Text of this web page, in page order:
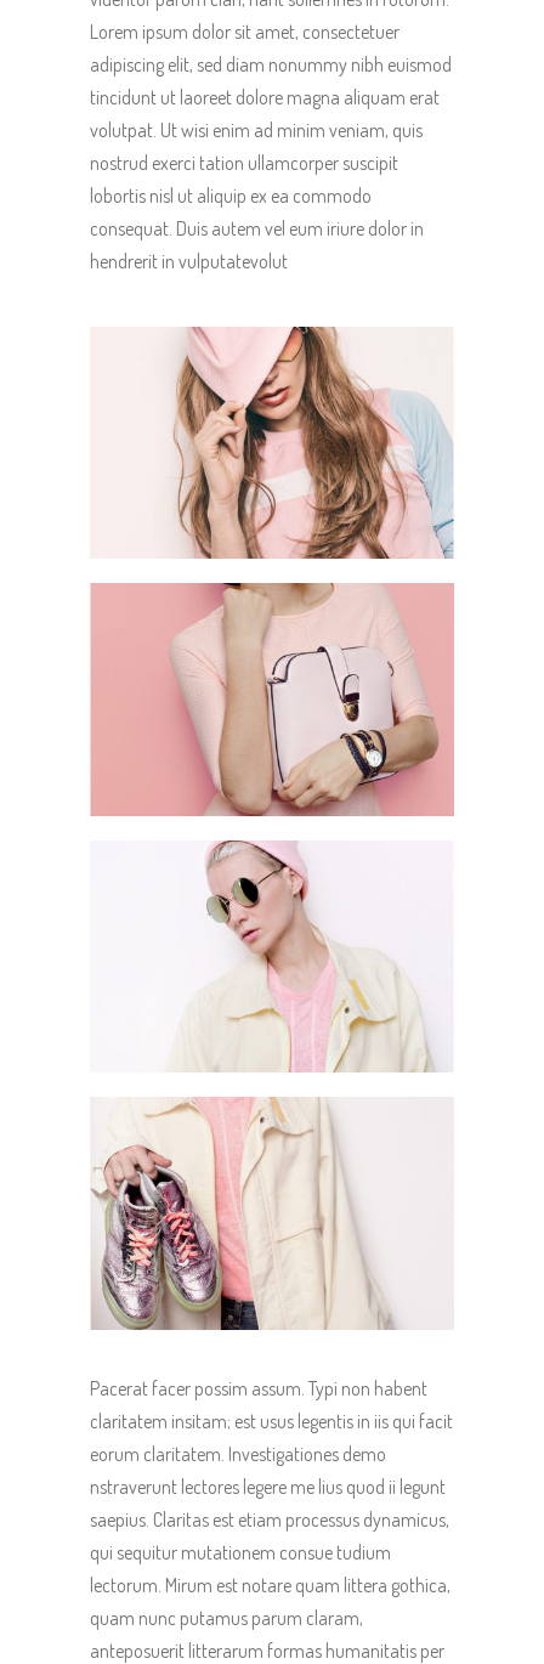
Lorem ipsum dolor sit amet, consectetuer
adipiscing elit, sed diam nonummy nibh euismod
tincidunt ut laoreet dolore magna aliquam erat
volutpat. Ut wisi enim ad minim veniam, quis
nostrud exerci tation ullamcorper suscipit
lobortis nisl ut aliquip ex ea commodo
consequat. Duis autem vel eum iriure dolor in
hendrerit in vulputatevolut
Pacerat facer possim assum. Typi non habent
claritatem insitam; est usus legentis in iis qui facit
eorum claritatem. Investigationes demo
nstraverunt lectores legere me lius quod ii legunt
saepius. Claritas est etiam processus dynamicus,
qui sequitur mutationem consue tudium
lectorum. Mirum est notare quam littera gothica,
quam nunc putamus parum claram,
anteposuerit litterarum formas humanitatis per